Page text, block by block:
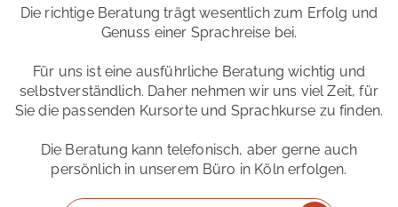
Die richtige Beratung trägt wesentlich zum Erfolg und
Genuss einer Sprachreise bei.
Für uns ist eine ausführliche Beratung wichtig und
selbstverständlich. Daher nehmen wir uns viel Zeit, für
Sie die passenden Kursorte und Sprachkurse zu finden.
Die Beratung kann telefonisch, aber gerne auch
persönlich in unserem Büro in Köln erfolgen.